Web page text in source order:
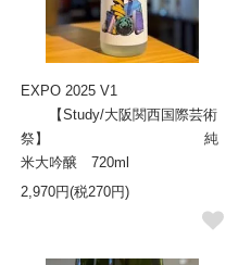
EXPO 2025 V1
【Study/大阪関西国際芸術
祭】 純
米大吟醸 720ml
2,970円(税270円)